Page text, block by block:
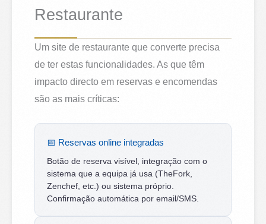
Restaurante
Um site de restaurante que converte precisa
de ter estas funcionalidades. As que têm
impacto directo em reservas e encomendas
são as mais críticas:
📅 Reservas online integradas
Botão de reserva visível, integração com o
sistema que a equipa já usa (TheFork,
Zenchef, etc.) ou sistema próprio.
Confirmação automática por email/SMS.